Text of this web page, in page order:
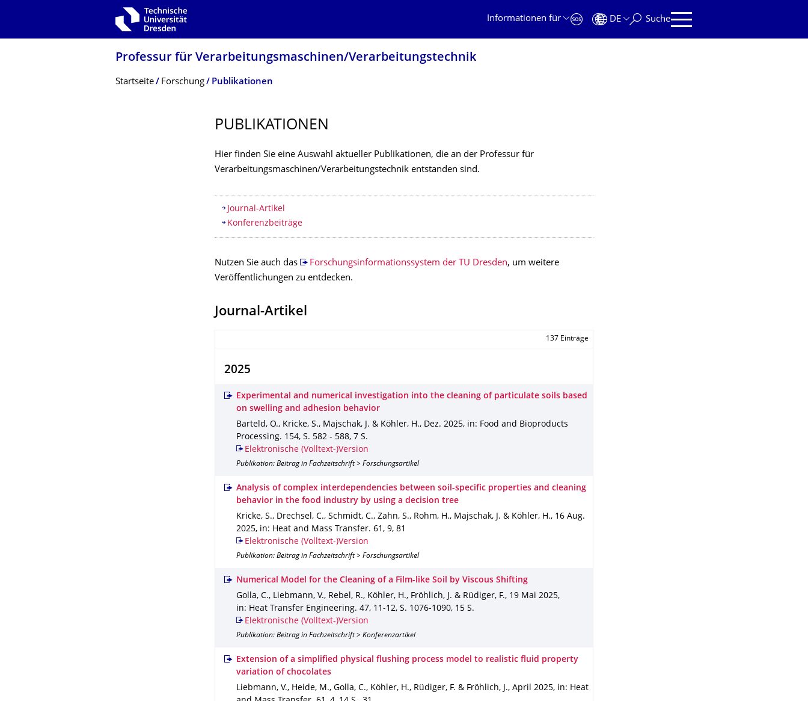
Zur Hauptnavigation springen
Informationen für
DE Suche
Professur für Verarbeitungs­maschinen/Verarbeitungstech­nik
Breadcrumb-Menü
Startseite Forschung Publikationen
PUBLIKATIONEN
Hier finden Sie eine Auswahl aktueller Publikationen, die an der Professur für
Verarbeitungsmaschinen/Verarbeitungstechnik entstanden sind.
Inhaltsverzeichnis
Journal-Artikel
Konferenzbeiträge
Nutzen Sie auch das Forschungsinformationssystem der TU Dresden, um weitere
Veröffentlichungen zu entdecken.
Journal-Artikel
137 Einträge
2025
Experimental and numerical investigation into the cleaning of particulate soils based
on swelling and adhesion behavior
Barteld, O., Kricke, S., Majschak, J. & Köhler, H., Dez. 2025, in: Food and Bioproducts
Processing. 154, S. 582 - 588, 7 S.
Elektronische (Volltext-)Version
Publikation: Beitrag in Fachzeitschrift > Forschungsartikel
Analysis of complex interdependencies between soil-specific properties and cleaning
behavior in the food industry by using a decision tree
Kricke, S., Drechsel, C., Schmidt, C., Zahn, S., Rohm, H., Majschak, J. & Köhler, H., 16 Aug.
2025, in: Heat and Mass Transfer. 61 , 9, 81
Elektronische (Volltext-)Version
Publikation: Beitrag in Fachzeitschrift > Forschungsartikel
Numerical Model for the Cleaning of a Film-like Soil by Viscous Shifting
Golla, C., Liebmann, V., Rebel, R., Köhler, H., Fröhlich, J. & Rüdiger, F., 19 Mai 2025,
in: Heat Transfer Engineering. 47, 11-12, S. 1076-1090, 15 S.
Elektronische (Volltext-)Version
Publikation: Beitrag in Fachzeitschrift > Konferenzartikel
Extension of a simplified physical flushing process model to realistic fluid property
variation of chocolates
Liebmann, V., Heide, M., Golla, C., Köhler, H., Rüdiger, F. & Fröhlich, J., April 2025, in: Heat